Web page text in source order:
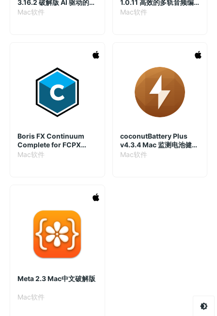
3.16.2 破解版 AI 驱动的智
能邮箱和日历
Mac软件
1.0.11 高效的多轨音频编
辑工具
Mac软件
Boris FX Continuum
Complete for FCPX
2024 17.0.5.650 视觉特
Mac软件
coconutBattery Plus
v4.3.4 Mac 监测电池健康
状况
Mac软件
Meta 2.3 Mac中文破解版
Mac软件